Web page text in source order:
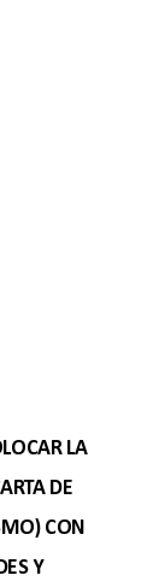
LA
DE
CON
Y